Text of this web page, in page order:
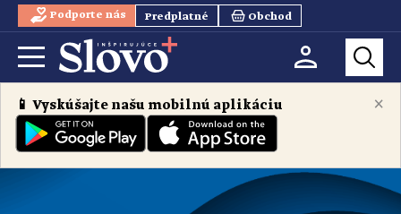
Podporte nás Predplatné Obchod
×
📱 Vyskúšajte našu mobilnú aplikáciu